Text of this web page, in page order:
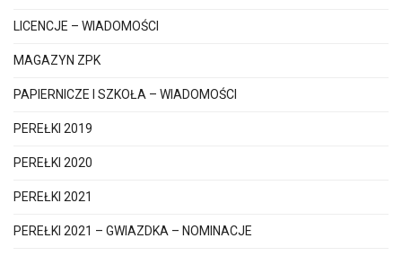
LICENCJE – WIADOMOŚCI
MAGAZYN ZPK
PAPIERNICZE I SZKOŁA – WIADOMOŚCI
PEREŁKI 2019
PEREŁKI 2020
PEREŁKI 2021
PEREŁKI 2021 – GWIAZDKA – NOMINACJE